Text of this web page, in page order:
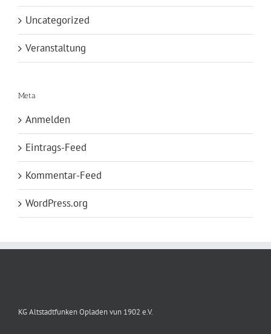
Uncategorized
Veranstaltung
Meta
Anmelden
Eintrags-Feed
Kommentar-Feed
WordPress.org
KG Altstadtfunken Opladen vun 1902 e.V.